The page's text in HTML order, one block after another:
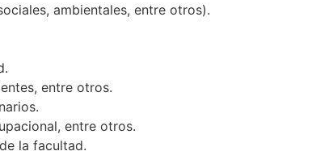
ambientales, entre otros).
entre otros.
entre otros.
la facultad.